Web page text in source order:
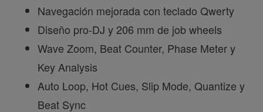
Navegación mejorada con teclado Qwerty
Diseño pro-DJ y 206 mm de job wheels
Wave Zoom, Beat Counter, Phase Meter y
Key Analysis
Auto Loop, Hot Cues, Slip Mode, Quantize y
Beat Sync